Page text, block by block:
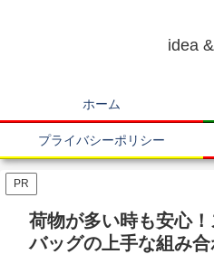
idea
ホーム
プライバシーポリシー
PR
荷物が多い時も安心
バッグの上手な組み